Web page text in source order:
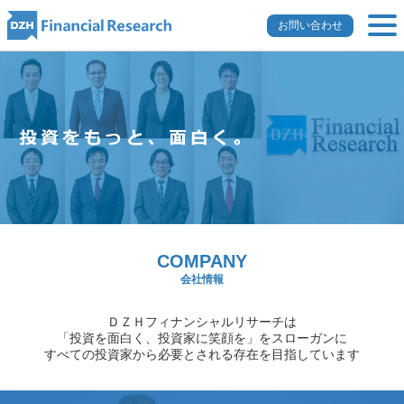
お問い合わせ
COMPANY
会社情報
ＤＺＨフィナンシャルリサーチは
「投資を面白く、投資家に笑顔を」をスローガンに
すべての投資家から必要とされる存在を目指しています